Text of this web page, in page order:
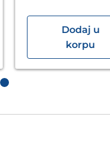
Dodaj u
korpu